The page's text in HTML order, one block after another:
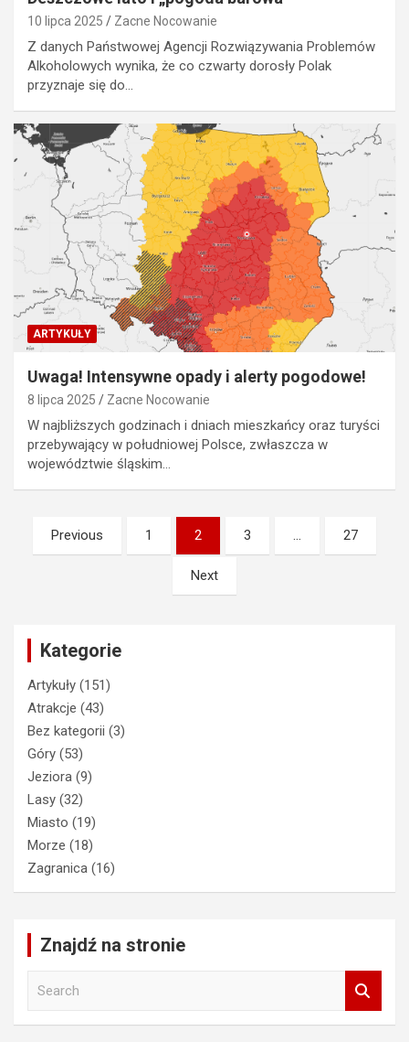
10 lipca 2025 Zacne Nocowanie
Z danych Państwowej Agencji Rozwiązywania Problemów
Alkoholowych wynika, że co czwarty dorosły Polak
przyznaje się do…
ARTYKUŁY
Uwaga! Intensywne opady i alerty pogodowe!
8 lipca 2025 Zacne Nocowanie
W najbliższych godzinach i dniach mieszkańcy oraz turyści
przebywający w południowej Polsce, zwłaszcza w
województwie śląskim…
Stronicowanie
wpisów
Previous 1 2 3 … 27
Next
Kategorie
Artykuły (151)
Atrakcje (43)
Bez kategorii (3)
Góry (53)
Jeziora (9)
Lasy (32)
Miasto (19)
Morze (18)
Zagranica (16)
Znajdź na stronie